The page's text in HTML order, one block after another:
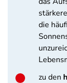
die
zu den